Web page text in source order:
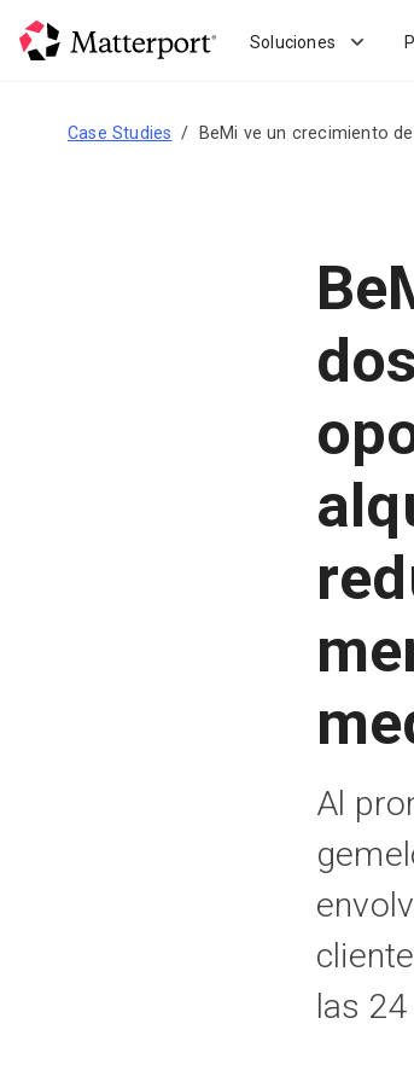
Soluciones
Case Studies BeMi ve un crecimiento
Al
las